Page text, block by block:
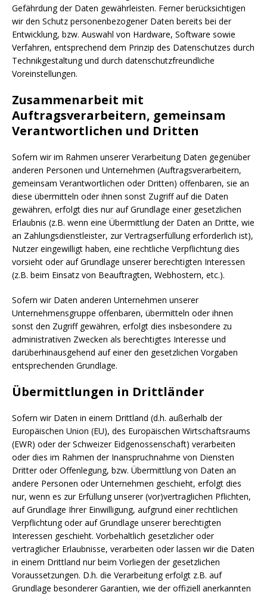
Gefährdung der Daten gewährleisten. Ferner berücksichtigen
wir den Schutz personenbezogener Daten bereits bei der
Entwicklung, bzw. Auswahl von Hardware, Software sowie
Verfahren, entsprechend dem Prinzip des Datenschutzes durch
Technikgestaltung und durch datenschutzfreundliche
Voreinstellungen.
Zusammenarbeit mit
Auftragsverarbeitern, gemeinsam
Verantwortlichen und Dritten
Sofern wir im Rahmen unserer Verarbeitung Daten gegenüber
anderen Personen und Unternehmen (Auftragsverarbeitern,
gemeinsam Verantwortlichen oder Dritten) offenbaren, sie an
diese übermitteln oder ihnen sonst Zugriff auf die Daten
gewähren, erfolgt dies nur auf Grundlage einer gesetzlichen
Erlaubnis (z.B. wenn eine Übermittlung der Daten an Dritte, wie
an Zahlungsdienstleister, zur Vertragserfüllung erforderlich ist),
Nutzer eingewilligt haben, eine rechtliche Verpflichtung dies
vorsieht oder auf Grundlage unserer berechtigten Interessen
(z.B. beim Einsatz von Beauftragten, Webhostern, etc.).
Sofern wir Daten anderen Unternehmen unserer
Unternehmensgruppe offenbaren, übermitteln oder ihnen
sonst den Zugriff gewähren, erfolgt dies insbesondere zu
administrativen Zwecken als berechtigtes Interesse und
darüberhinausgehend auf einer den gesetzlichen Vorgaben
entsprechenden Grundlage.
Übermittlungen in Drittländer
Sofern wir Daten in einem Drittland (d.h. außerhalb der
Europäischen Union (EU), des Europäischen Wirtschaftsraums
(EWR) oder der Schweizer Eidgenossenschaft) verarbeiten
oder dies im Rahmen der Inanspruchnahme von Diensten
Dritter oder Offenlegung, bzw. Übermittlung von Daten an
andere Personen oder Unternehmen geschieht, erfolgt dies
nur, wenn es zur Erfüllung unserer (vor)vertraglichen Pflichten,
auf Grundlage Ihrer Einwilligung, aufgrund einer rechtlichen
Verpflichtung oder auf Grundlage unserer berechtigten
Interessen geschieht. Vorbehaltlich gesetzlicher oder
vertraglicher Erlaubnisse, verarbeiten oder lassen wir die Daten
in einem Drittland nur beim Vorliegen der gesetzlichen
Voraussetzungen. D.h. die Verarbeitung erfolgt z.B. auf
Grundlage besonderer Garantien, wie der offiziell anerkannten